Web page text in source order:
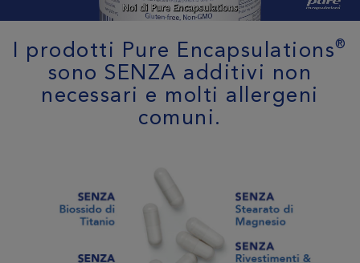
I prodotti Pure Encapsulations®
sono SENZA additivi non
necessari e molti allergeni
comuni.